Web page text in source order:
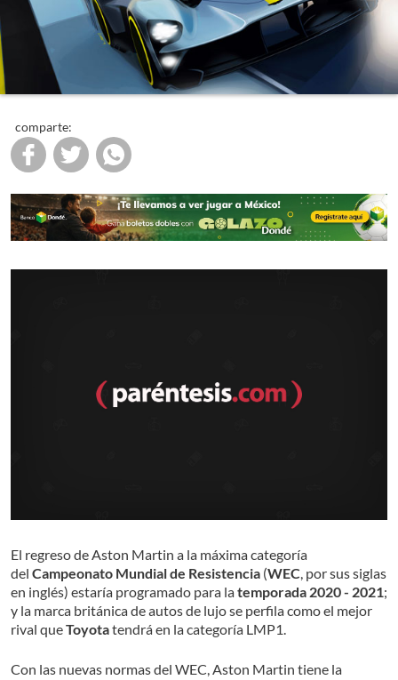
comparte:
El regreso de Aston Martin a la máxima categoría
del Campeonato Mundial de Resistencia (WEC, por sus siglas
en inglés) estaría programado para latemporada 2020 - 2021;
y la marca británica de autos de lujo se perfila como el mejor
rival queToyotatendrá en la categoría LMP1.
Con las nuevas normas del WEC, Aston Martin tiene la